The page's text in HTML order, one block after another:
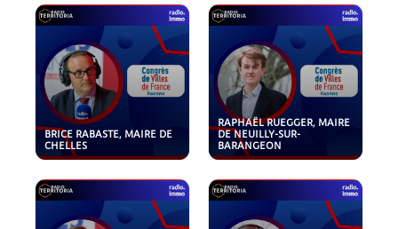
BRICE RABASTE, MAIRE DE
CHELLES
RAPHAËL RUEGGER, MAIRE
DE NEUILLY-SUR-
BARANGEON